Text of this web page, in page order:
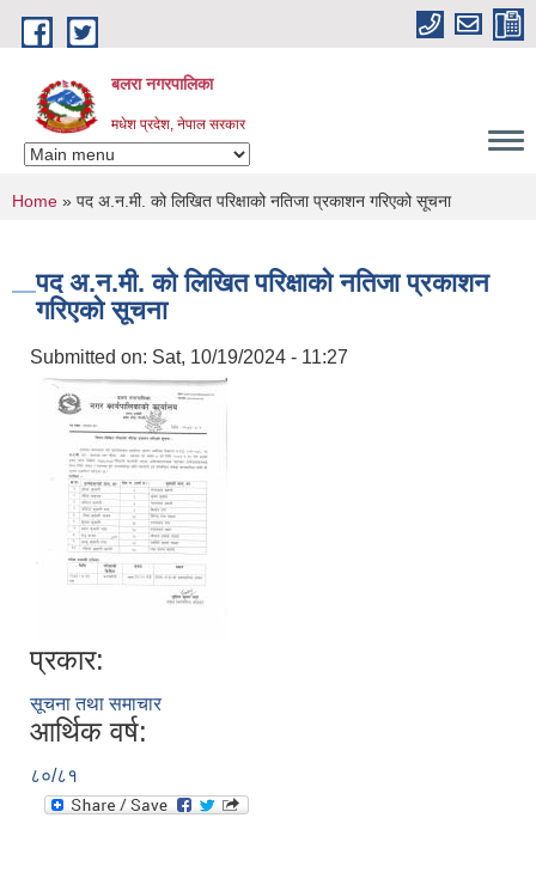
Skip to main content
बलरा नगरपालिका
मधेश प्रदेश, नेपाल सरकार
You are here
Home » पद अ.न.मी. को लिखित परिक्षाको नतिजा प्रकाशन गरिएको सूचना
पद अ.न.मी. को लिखित परिक्षाको नतिजा प्रकाशन
गरिएको सूचना
Submitted on: Sat, 10/19/2024 - 11:27
प्रकार:
सूचना तथा समाचार
आर्थिक वर्ष:
८०/८१